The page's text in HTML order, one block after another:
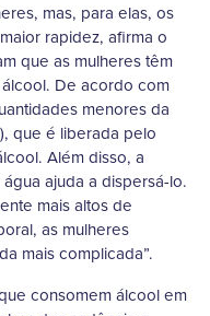
mas, para elas, os
rapidez, afirma o
que as mulheres têm
De acordo com
menores da
que é liberada pelo
Além disso, a
ajuda a dispersá-lo.
mais altos de
as mulheres
mais complicada”.
consomem álcool em